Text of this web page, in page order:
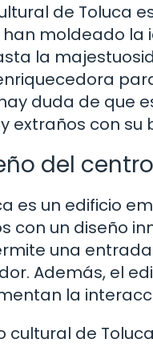
de Toluca
moldeado
la
duda de que
extraños con su
del
es un edificio
con un diseño
una
Además, el
la
cultural de